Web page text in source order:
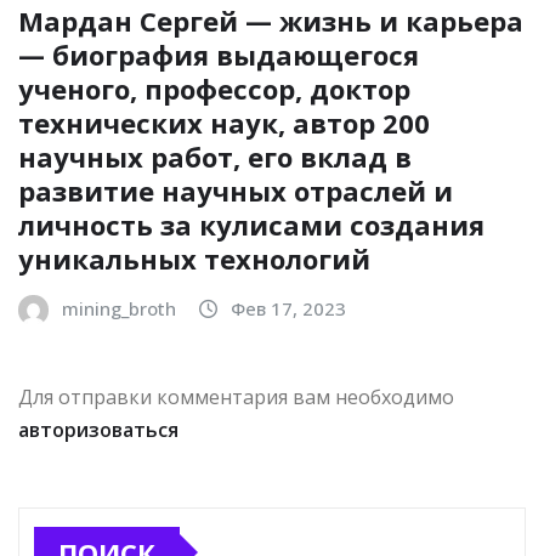
Мардан Сергей — жизнь и карьера
— биография выдающегося
ученого, профессор, доктор
технических наук, автор 200
научных работ, его вклад в
развитие научных отраслей и
личность за кулисами создания
уникальных технологий
mining_broth Фев 17, 2023
Для отправки комментария вам необходимо
авторизоваться